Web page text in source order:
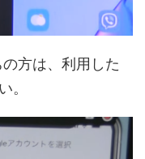
方は、利用した
。